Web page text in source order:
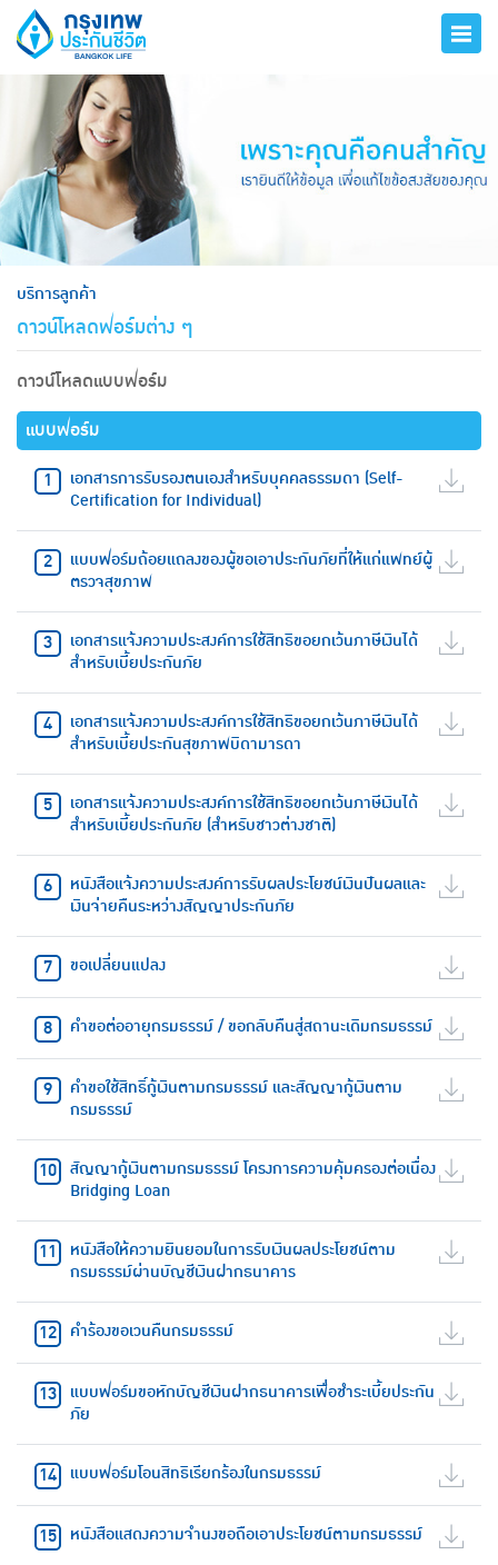
บริการลูกค้า
ดาวน์โหลดฟอร์มต่าง ๆ
ดาวน์โหลดแบบฟอร์ม
แบบฟอร์ม
เอกสารการรับรองตนเองสำหรับบุคคลธรรมดา (Self-
Certification for Individual)
แบบฟอร์มถ้อยแถลงของผู้ขอเอาประกันภัยที่ให้แก่แพทย์ผู้
ตรวจสุขภาพ
เอกสารแจ้งความประสงค์การใช้สิทธิขอยกเว้นภาษีเงินได้
สำหรับเบี้ยประกันภัย
เอกสารแจ้งความประสงค์การใช้สิทธิขอยกเว้นภาษีเงินได้
สำหรับเบี้ยประกันสุขภาพบิดามารดา
เอกสารแจ้งความประสงค์การใช้สิทธิขอยกเว้นภาษีเงินได้
สำหรับเบี้ยประกันภัย (สำหรับชาวต่างชาติ)
หนังสือแจ้งความประสงค์การรับผลประโยชน์เงินปันผลและ
เงินจ่ายคืนระหว่างสัญญาประกันภัย
ขอเปลี่ยนแปลง
คำขอต่ออายุกรมธรรม์ / ขอกลับคืนสู่สถานะเดิมกรมธรรม์
คำขอใช้สิทธิ์กู้เงินตามกรมธรรม์ และสัญญากู้เงินตาม
กรมธรรม์
สัญญากู้เงินตามกรมธรรม์ โครงการความคุ้มครองต่อเนื่อง
Bridging Loan
หนังสือให้ความยินยอมในการรับเงินผลประโยชน์ตาม
กรมธรรม์ผ่านบัญชีเงินฝากธนาคาร
คำร้องขอเวนคืนกรมธรรม์
แบบฟอร์มขอหักบัญชีเงินฝากธนาคารเพื่อชำระเบี้ยประกัน
ภัย
แบบฟอร์มโอนสิทธิเรียกร้องในกรมธรรม์
หนังสือแสดงความจำนงขอถือเอาประโยชน์ตามกรมธรรม์